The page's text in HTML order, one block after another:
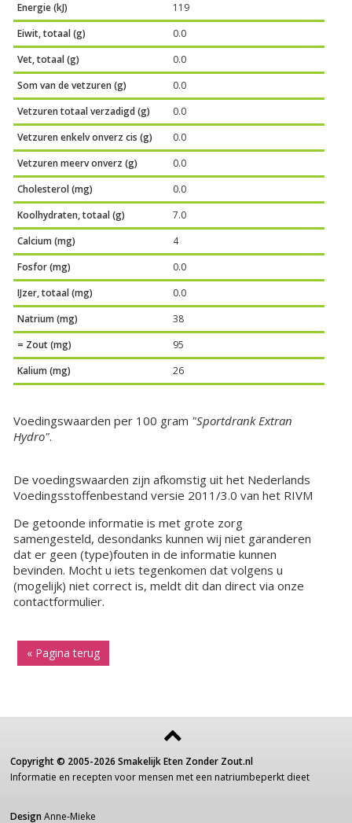
Energie (kJ)
119
Eiwit, totaal (g)
0.0
Vet, totaal (g)
0.0
Som van de vetzuren (g)
0.0
Vetzuren totaal verzadigd (g)
0.0
Vetzuren enkelv onverz cis (g)
0.0
Vetzuren meerv onverz (g)
0.0
Cholesterol (mg)
0.0
Koolhydraten, totaal (g)
7.0
Calcium (mg)
4
Fosfor (mg)
0.0
IJzer, totaal (mg)
0.0
Natrium (mg)
38
= Zout (mg)
95
Kalium (mg)
26
Voedingswaarden per 100 gram "Sportdrank Extran
Hydro".
De voedingswaarden zijn afkomstig uit het Nederlands
Voedingsstoffenbestand versie 2011/3.0 van het RIVM
De getoonde informatie is met grote zorg
samengesteld, desondanks kunnen wij niet garanderen
dat er geen (type)fouten in de informatie kunnen
bevinden. Mocht u iets tegenkomen dat volgens u
(mogelijk) niet correct is, meldt dit dan direct via onze
contactformulier.
« Pagina terug
Copyright © 2005-2026 Smakelijk Eten Zonder Zout.nl
Informatie en recepten voor mensen met een natriumbeperkt dieet
Design Anne-Mieke